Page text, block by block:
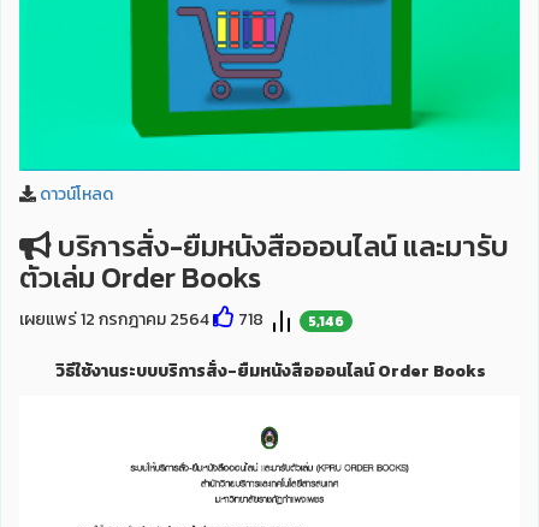
ดาวน์โหลด
บริการสั่ง-ยืมหนังสือออนไลน์ และมารับ
ตัวเล่ม Order Books
เผยแพร่ 12 กรกฎาคม 2564 718 5,146
วิธีใช้งานระบบบริการสั่ง-ยืมหนังสือออนไลน์ Order Books